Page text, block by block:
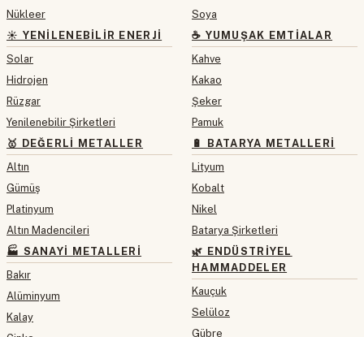
Nükleer
☀️ YENILENEBILIR ENERJI
Solar
Hidrojen
Rüzgar
Yenilenebilir Şirketleri
🥇 DEĞERLI METALLER
Altın
Gümüş
Platinyum
Altın Madencileri
🏭 SANAYI METALLERI
Bakır
Alüminyum
Kalay
Soya
☕ YUMUŞAK EMTIALAR
Kahve
Kakao
Şeker
Pamuk
🔋 BATARYA METALLERI
Lityum
Kobalt
Nikel
Batarya Şirketleri
🌿 ENDÜSTRIYEL
HAMMADDELER
Kauçuk
Selüloz
Gübre